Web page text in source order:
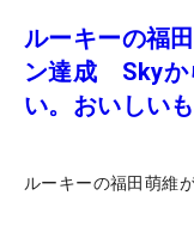
ルーキーの福
ン達成 Skyか
い。おいしい
ルーキーの福田萌維